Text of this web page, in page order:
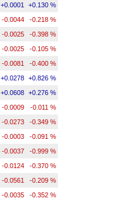
+0.0001 +0.130 %
-0.0044 -0.218 %
-0.0025 -0.398 %
-0.0025 -0.105 %
-0.0081 -0.400 %
+0.0278 +0.826 %
+0.0608 +0.276 %
-0.0009 -0.011 %
-0.0273 -0.349 %
-0.0003 -0.091 %
-0.0037 -0.999 %
-0.0124 -0.370 %
-0.0561 -0.209 %
-0.0035 -0.352 %